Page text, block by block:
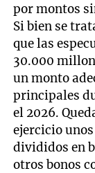
por montos
Si bien se
que las
30.000
un monto
principales
el 2026.
ejercicio
divididos en
otros bonos